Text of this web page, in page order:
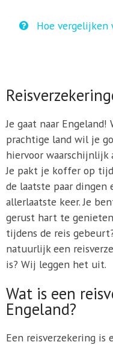
Hoe vergelijken
Je gaat naar
prachtige land wil je
hiervoor waarschijnlijk
Je pakt je koffer op
de laatste paar dingen
allerlaatste keer. Je
gerust hart te
tijdens de reis
natuurlijk een
is? Wij leggen het uit.
Wat is een
Engeland?
Een reisverzekering is